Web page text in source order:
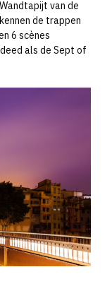
van de
de trappen
6 scènes
als de Sept of